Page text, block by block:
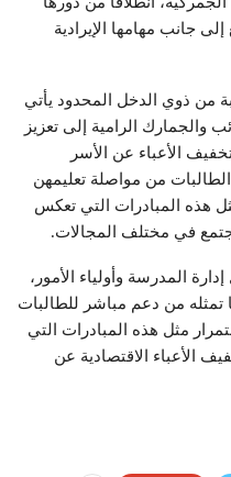
جانب مهامها الإيرادية
أن استهداف 1400 طالبة من ذوي الدخل المحدود يأتي
والجمارك الرامية إلى تعزيز
الأعباء عن الأسر
من مواصلة تعليمهن
المبادرات التي تعكس
في مختلف المجالات.
المدرسة وأولياء الأمور،
تمثله من دعم مباشر للطالبات
مثل هذه المبادرات التي
الأعباء الاقتصادية عن